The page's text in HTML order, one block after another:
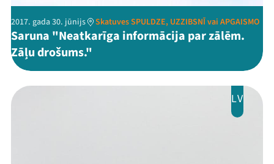
2017. gada 30. jūnijs Skatuves SPULDZE, UZZIBSNĪ vai APGAISMO
Saruna "Neatkarīga informācija par zālēm.
Zāļu drošums."
LV